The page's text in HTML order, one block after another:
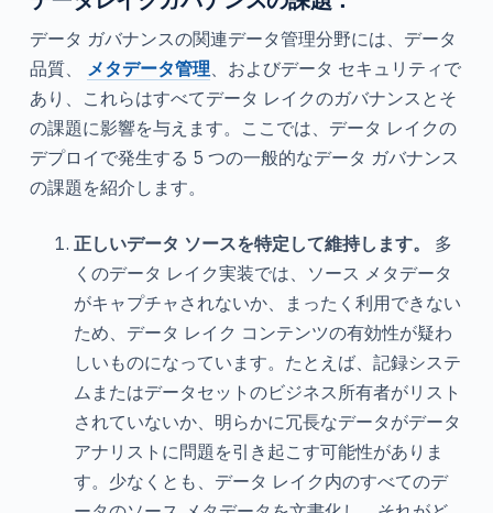
データ ガバナンスの関連データ管理分野には、データ
品質、
メタデータ管理 、およびデータ セキュリティで
あり、これらはすべてデータ レイクのガバナンスとそ
の課題に影響を与えます。ここでは、データ レイクの
デプロイで発生する 5 つの一般的なデータ ガバナンス
の課題を紹介します。
正しいデータ ソースを特定して維持します。
多
くのデータ レイク実装では、ソース メタデータ
がキャプチャされないか、まったく利用できない
ため、データ レイク コンテンツの有効性が疑わ
しいものになっています。たとえば、記録システ
ムまたはデータセットのビジネス所有者がリスト
されていないか、明らかに冗長なデータがデータ
アナリストに問題を引き起こす可能性がありま
す。少なくとも、データ レイク内のすべてのデ